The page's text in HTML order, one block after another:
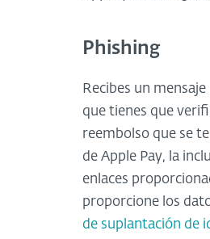
Phishing
Recibes un
que tienes que
reembolso que se
de Apple Pay, la
enlaces
proporcione los
de suplantación de